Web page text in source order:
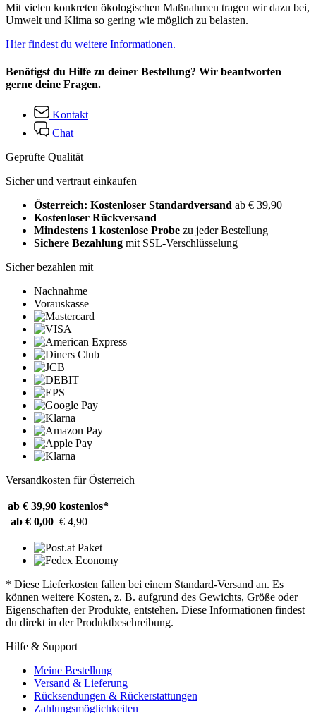
Mit vielen konkreten ökologischen Maßnahmen tragen wir dazu bei,
Umwelt und Klima so gering wie möglich zu belasten.
Hier findest du weitere Informationen.
Benötigst du Hilfe zu deiner Bestellung? Wir beantworten
gerne deine Fragen.
Kontakt
Chat
Geprüfte Qualität
Sicher und vertraut einkaufen
Österreich: Kostenloser Standardversand ab € 39,90
Kostenloser Rückversand
Mindestens 1 kostenlose Probe zu jeder Bestellung
Sichere Bezahlung mit SSL-Verschlüsselung
Sicher bezahlen mit
Nachnahme
Vorauskasse
Versandkosten für Österreich
ab € 39,90 kostenlos*
ab € 0,00 € 4,90
* Diese Lieferkosten fallen bei einem Standard-Versand an. Es
können weitere Kosten, z. B. aufgrund des Gewichts, Größe oder
Eigenschaften der Produkte, entstehen. Diese Informationen findest
du direkt in der Produktbeschreibung.
Hilfe & Support
Meine Bestellung
Versand & Lieferung
Rücksendungen & Rückerstattungen
Zahlungsmöglichkeiten